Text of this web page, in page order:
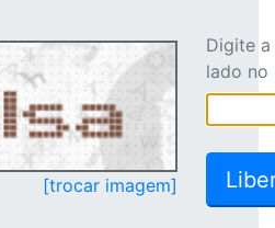
[trocar imagem]
Digite
lado no